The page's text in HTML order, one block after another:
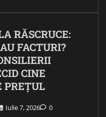
RĂSCRUCE:
FACTURI?
CINE
PREȚUL
Iulie 7, 2026 0